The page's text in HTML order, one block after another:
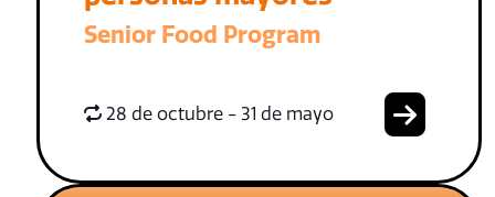
Senior Food Program
28 de octubre - 31 de mayo